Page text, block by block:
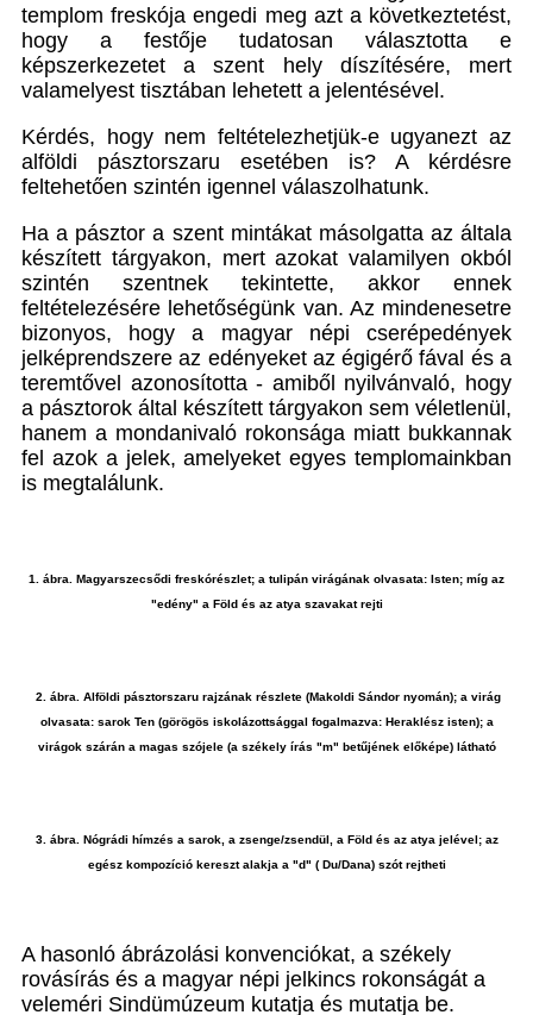
templom freskója engedi meg azt a következtetést,
hogy a festője tudatosan választotta e
képszerkezetet a szent hely díszítésére, mert
valamelyest tisztában lehetett a jelentésével.
Kérdés, hogy nem feltételezhetjük-e ugyanezt az
alföldi pásztorszaru esetében is? A kérdésre
feltehetően szintén igennel válaszolhatunk.
Ha a pásztor a szent mintákat másolgatta az általa
készített tárgyakon, mert azokat valamilyen okból
szintén szentnek tekintette, akkor ennek
feltételezésére lehetőségünk van. Az mindenesetre
bizonyos, hogy a magyar népi cserépedények
jelképrendszere az edényeket az égigérő fával és a
teremtővel azonosította - amiből nyilvánvaló, hogy
a pásztorok által készített tárgyakon sem véletlenül,
hanem a mondanivaló rokonsága miatt bukkannak
fel azok a jelek, amelyeket egyes templomainkban
is megtalálunk.
1. ábra. Magyarszecsődi freskórészlet; a tulipán virágának olvasata: Isten; míg az
"edény" a Föld és az atya szavakat rejti
2. ábra. Alföldi pásztorszaru rajzának részlete (Makoldi Sándor nyomán); a virág
olvasata: sarok Ten (görögös iskolázottsággal fogalmazva: Heraklész isten); a
virágok szárán a magas szójele (a székely írás "m" betűjének előképe) látható
3. ábra. Nógrádi hímzés a sarok, a zsenge/zsendül, a Föld és az atya jelével; az
egész kompozíció kereszt alakja a "d" ( Du/Dana) szót rejtheti
A hasonló ábrázolási konvenciókat, a székely
rovásírás és a magyar népi jelkincs rokonságát a
veleméri Sindümúzeum kutatja és mutatja be.